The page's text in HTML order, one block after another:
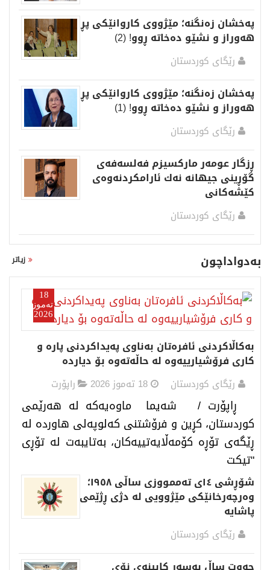
پەخشان زەنگنە؛ مێژووی کاروانێکی پڕ
هەوراز و نشێو دەخاتە ڕوو! (2)
رێگای كوردستان
پەخشان زەنگنە؛ مێژووی کاروانێکی پڕ
ھەوراز و نشێو دەخاتە ڕوو! (1)
رێگای كوردستان
ڕزگار عومەر مارکسیزم فەلسەفەی
گۆڕینی جیھانە نەك ئارامکردنەوەی
کێشەکانی
رێگای كوردستان
بەدواداچون
18
تەموز
2026
بەکاڵاکردنی ئافرەتان بەناوی پەیداکردنی پارە و
کاری فرۆشیارییەوە لە حاڵەتەوە بۆ دیاردە
رێگای كوردستان راپۆرت
ڕاپۆرت / شەیما ماوەیەکە لە هەرێمی
کوردستان، کڕین و فرۆشتنی کەلوپەلی هاوردە لە
ڕێگەی تۆڕە کۆمەڵایەتییەکان، بەتایبەت لە تۆڕی
"تیکت
شۆڕشی ١٤ی تەممووزی ساڵی ١٩٥٨؛
وەرچەرخانێکی مێژوویی لە دژی ڕژێمی
پاشایە
رێگای كوردستان